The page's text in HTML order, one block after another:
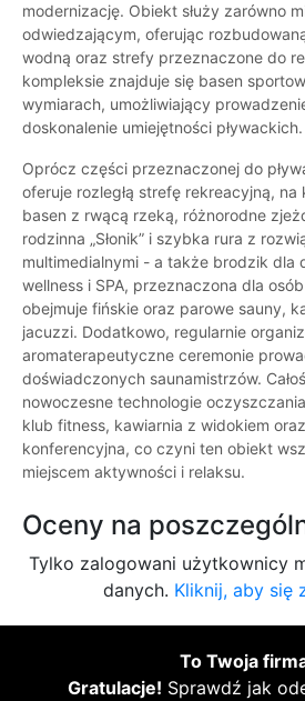
modernizację. Obiekt służy zarówno
odwiedzającym, oferując
wodną oraz strefy przeznaczone do
kompleksie znajduje się basen
wymiarach, umożliwiający
doskonalenie umiejętności pływackich.
Oprócz części przeznaczonej do
oferuje rozległą strefę rekreacyjną, na
basen z rwącą rzeką, różnorodne
rodzinna „Słonik” i szybka rura z
multimedialnymi - a także brodzik dla
wellness i SPA, przeznaczona dla osób
obejmuje fińskie oraz parowe sauny,
jacuzzi. Dodatkowo, regularnie
aromaterapeutyczne ceremonie
doświadczonych saunamistrzów.
nowoczesne technologie
klub fitness, kawiarnia z widokiem
konferencyjna, co czyni ten obiekt
miejscem aktywności i relaksu.
Oceny na
Tylko zalogowani użytkownicy
danych. Kliknij, aby się
To Twoja
Gratulacje! Sprawdź jak